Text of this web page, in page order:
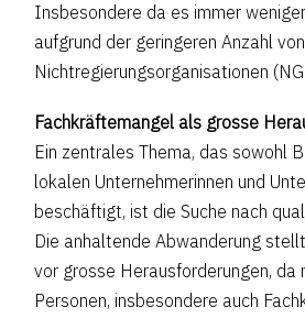
Insbesondere da es immer
aufgrund der geringeren Anzahl von
Nichtregierungsorganisationen
Fachkräftemangel als grosse
Ein zentrales Thema, das sowohl
lokalen Unternehmerinnen und
beschäftigt, ist die Suche nach
Die anhaltende Abwanderung
vor grosse Herausforderungen, da
Personen, insbesondere auch